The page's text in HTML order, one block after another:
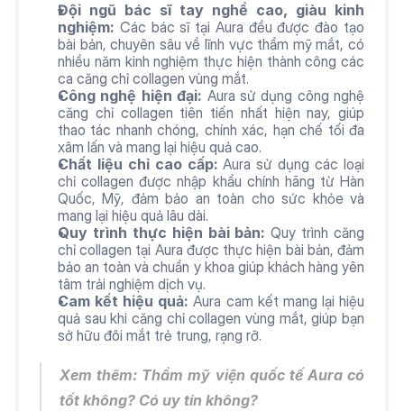
Đội ngũ bác sĩ tay nghề cao, giàu kinh
nghiệm: Các bác sĩ tại Aura đều được đào tạo
bài bản, chuyên sâu về lĩnh vực thẩm mỹ mắt, có
nhiều năm kinh nghiệm thực hiện thành công các
ca căng chỉ collagen vùng mắt.
Công nghệ hiện đại: Aura sử dụng công nghệ
căng chỉ collagen tiên tiến nhất hiện nay, giúp
thao tác nhanh chóng, chính xác, hạn chế tối đa
xâm lấn và mang lại hiệu quả cao.
Chất liệu chỉ cao cấp: Aura sử dụng các loại
chỉ collagen được nhập khẩu chính hãng từ Hàn
Quốc, Mỹ, đảm bảo an toàn cho sức khỏe và
mang lại hiệu quả lâu dài.
Quy trình thực hiện bài bản: Quy trình căng
chỉ collagen tại Aura được thực hiện bài bản, đảm
bảo an toàn và chuẩn y khoa giúp khách hàng yên
tâm trải nghiệm dịch vụ.
Cam kết hiệu quả: Aura cam kết mang lại hiệu
quả sau khi căng chỉ collagen vùng mắt, giúp bạn
sở hữu đôi mắt trẻ trung, rạng rỡ.
Xem thêm: Thẩm mỹ viện quốc tế Aura có
tốt không? Có uy tín không?